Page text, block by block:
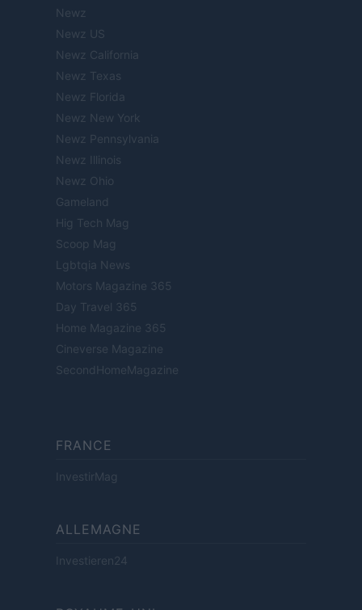
Newz
Newz US
Newz California
Newz Texas
Newz Florida
Newz New York
Newz Pennsylvania
Newz Illinois
Newz Ohio
Gameland
Hig Tech Mag
Scoop Mag
Lgbtqia News
Motors Magazine 365
Day Travel 365
Home Magazine 365
Cineverse Magazine
SecondHomeMagazine
FRANCE
InvestirMag
ALLEMAGNE
Investieren24